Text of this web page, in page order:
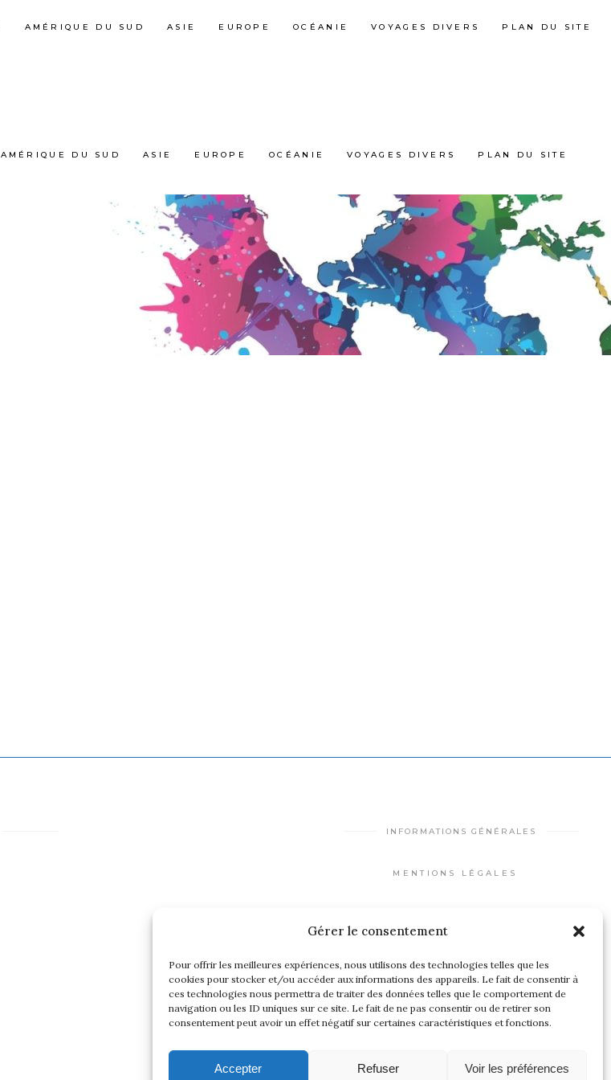
Gérer le consentement
Pour offrir les meilleures expériences, nous utilisons des technologies telles que les
cookies pour stocker et/ou accéder aux informations des appareils. Le fait de consentir à
ces technologies nous permettra de traiter des données telles que le comportement de
navigation ou les ID uniques sur ce site. Le fait de ne pas consentir ou de retirer son
consentement peut avoir un effet négatif sur certaines caractéristiques et fonctions.
Accepter Refuser Voir les préférences
AMÉRIQUE DU SUD ASIE EUROPE OCÉANIE VOYAGES DIVERS PLAN DU SITE
AMÉRIQUE DU SUD ASIE EUROPE OCÉANIE VOYAGES DIVERS PLAN DU SITE
INFORMATIONS GÉNÉRALES
MENTIONS LÉGALES
PERSONNELLES